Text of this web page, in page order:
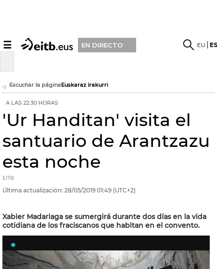
☰ EN DIRECTO EU
Escuchar la páginaEuskaraz irakurri
A LAS 22:30 HORAS
'Ur Handitan' visita el
santuario de Arantzazu
esta noche
EITB
Última actualización: 28/05/2019 01:49 (UTC+2)
Xabier Madariaga se sumergirá durante dos días en la vida
cotidiana de los fraciscanos que habitan en el convento.